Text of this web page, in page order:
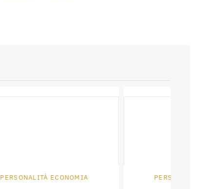
PERSONALITÀ ECONOMIA PERSONALITÀ